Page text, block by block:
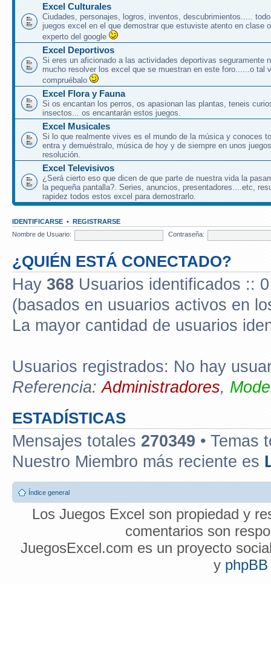
Excel Culturales
Ciudades, personajes, logros, inventos, descubrimientos.....
juegos excel en el que demostrar que estuviste atento en clase
experto del google
Excel Deportivos
Si eres un aficionado a las actividades deportivas seguramente
mucho resolver los excel que se muestran en este foro......o tal
compruébalo
Excel Flora y Fauna
Si os encantan los perros, os apasionan las plantas, teneis
insectos... os encantarán estos juegos.
Excel Musicales
Si lo que realmente vives es el mundo de la música y conoces
entra y demuéstralo, música de hoy y de siempre en unos
resolución.
Excel Televisivos
¿Será cierto eso que dicen de que parte de nuestra vida la
la pequeña pantalla?. Series, anuncios, presentadores....etc,
rapidez todos estos excel para demostrarlo.
IDENTIFICARSE • REGISTRARSE
Nombre de Usuario:
Contraseña:
¿QUIÉN ESTÁ CONECTADO?
Hay 368 Usuarios identificados ::
(basados en usuarios activos en
La mayor cantidad de usuarios
Usuarios registrados: No hay
Referencia:Administradores,
ESTADÍSTICAS
Mensajes totales 270349 • Temas
Nuestro Miembro más reciente es
Índice general
Los Juegos Excel son propiedad y
comentarios son
JuegosExcel.com es un proyecto
y phpBB